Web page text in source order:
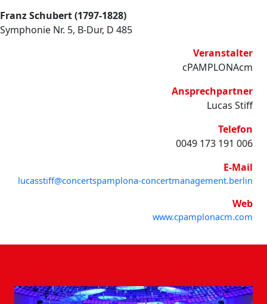
Franz Schubert (1797-1828)
Symphonie Nr. 5, B-Dur, D 485
Veranstalter
cPAMPLONAcm
Ansprechpartner
Lucas Stiff
Telefon
0049 173 191 006
E-Mail
lucasstiff@concertspamplona-concertmanagement.berlin
Web
www.cpamplonacm.com